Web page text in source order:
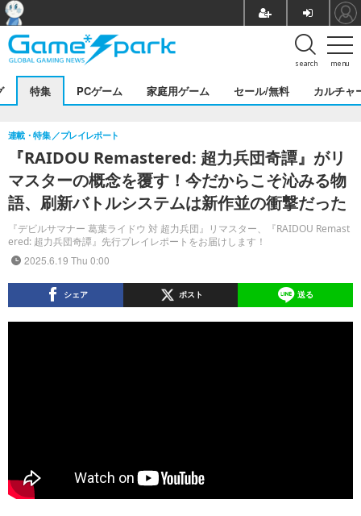
menu
search
特集 PCゲーム 家庭用ゲーム セール/無料 カルチャ
『RAIDOU Remastered: 超力兵団奇譚』がリ
マスターの概念を覆す！今だからこそ沁みる物
語、刷新バトルシステムは新作並の衝撃だった
『デビルサマナー 葛葉ライドウ 対 超力兵団』リマスター、『RAIDOU Remast
ered: 超力兵団奇譚』先行プレイレポートをお届けします！
連載・特集 プレイレポート
2025.6.19 Thu 0:00
シェア ポスト 送る